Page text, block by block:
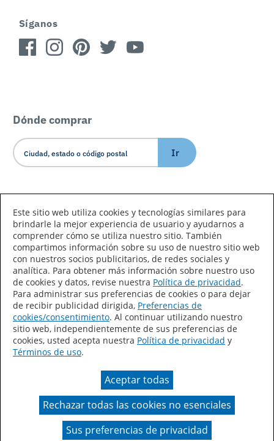
Síganos
Dónde comprar
Ir
Declaración de accesibilidad
Mapa del sitio
Términos de uso
Privacidad
Sus preferencias de privacidad
Ley de Cadenas de Suministro de California
Un color real puede variar en comparación con la
presentación en pantalla.
Este sitio web utiliza cookies y tecnologías similares para
brindarle la mejor experiencia de usuario y ayudarnos a
comprender cómo se utiliza nuestro sitio. También
compartimos información sobre su uso de nuestro sitio web
con nuestros socios publicitarios, de redes sociales y
analítica. Para obtener más información sobre nuestro uso
de cookies y datos, revise nuestra Política de privacidad.
Para administrar sus preferencias de cookies o para dejar
de recibir publicidad dirigida, Preferencias de
cookies/consentimiento. Al continuar utilizando nuestro
sitio web, independientemente de sus preferencias de
cookies, usted acepta nuestra Política de privacidad y
Términos de uso.
Aceptar todas
Rechazar todas las cookies no esenciales
Sus preferencias de privacidad